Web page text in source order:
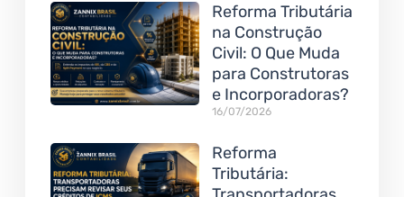
Reforma Tributária
na Construção
Civil: O Que Muda
para Construtoras
e Incorporadoras?
16/07/2026
Reforma
Tributária: